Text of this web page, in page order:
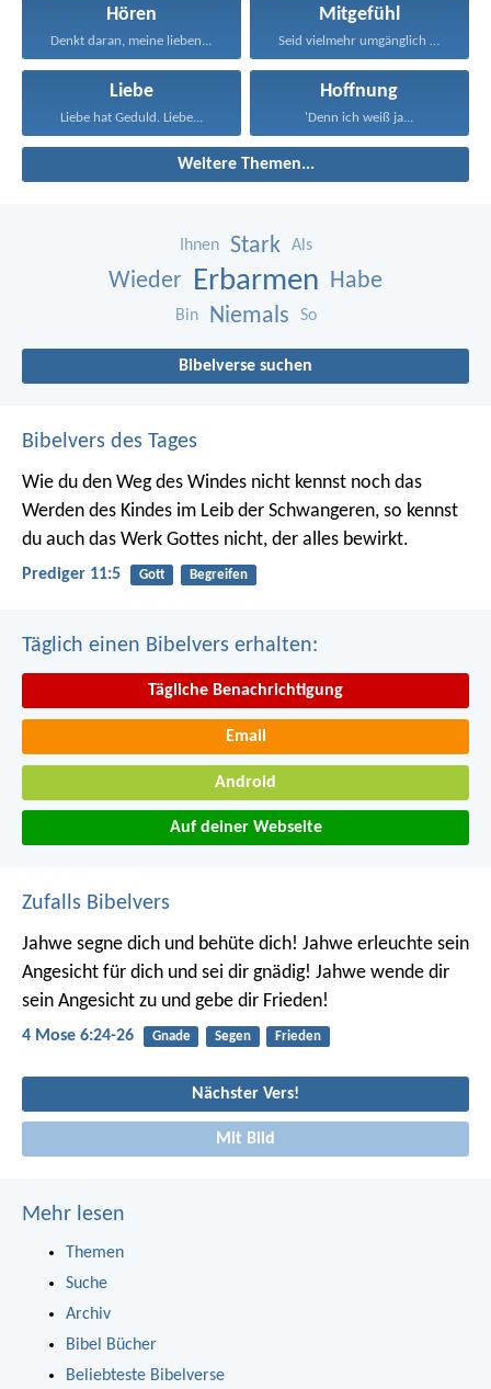
Hören
Denkt daran, meine lieben...
Mitgefühl
Seid vielmehr umgänglich und...
Liebe
Liebe hat Geduld. Liebe...
Hoffnung
'Denn ich weiß ja...
Weitere Themen...
Ihnen Stark Als
Wieder Erbarmen Habe
Bin Niemals So
Bibelverse suchen
Bibelvers des Tages
Wie du den Weg des Windes nicht kennst noch das
Werden des Kindes im Leib der Schwangeren, so kennst
du auch das Werk Gottes nicht, der alles bewirkt.
Prediger 11:5 Gott Begreifen
Täglich einen Bibelvers erhalten:
Tägliche Benachrichtigung
Email
Android
Auf deiner Webseite
Zufalls Bibelvers
Jahwe segne dich und behüte dich! Jahwe erleuchte sein
Angesicht für dich und sei dir gnädig! Jahwe wende dir
sein Angesicht zu und gebe dir Frieden!
4 Mose 6:24-26 Gnade Segen Frieden
Nächster Vers!
Mit Bild
Mehr lesen
Themen
Suche
Archiv
Bibel Bücher
Beliebteste Bibelverse